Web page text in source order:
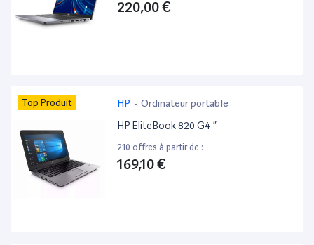
220,00 €
Top Produit HP - Ordinateur portable
HP EliteBook 820 G4 ”
210 offres à partir de :
169,10 €